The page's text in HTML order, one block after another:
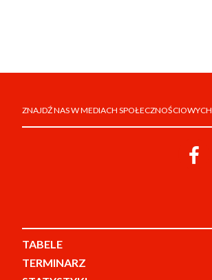
ZNAJDŹ NAS W MEDIACH SPOŁECZNOŚCIOWYCH
TABELE
TERMINARZ